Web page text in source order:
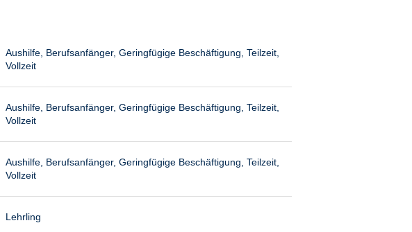
Aushilfe, Berufsanfänger, Geringfügige Beschäftigung, Teilzeit,
Vollzeit
Aushilfe, Berufsanfänger, Geringfügige Beschäftigung, Teilzeit,
Vollzeit
Aushilfe, Berufsanfänger, Geringfügige Beschäftigung, Teilzeit,
Vollzeit
Lehrling